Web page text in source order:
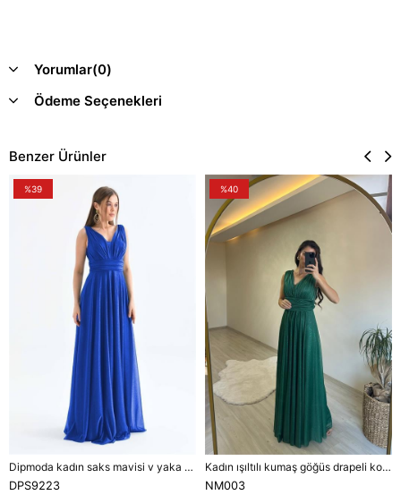
Yorumlar(0)
Ödeme Seçenekleri
Benzer Ürünler
Dipmoda kadın saks mavisi v yaka simli tül abiye elbise DPS9223
DPS9223
%39
Kadın ışıltılı kumaş göğüs drapeli kolsuz elbise DPNM003
NM003
%40